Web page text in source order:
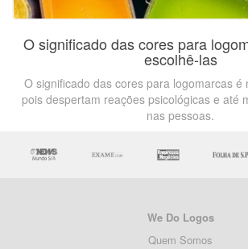
O significado das cores para
escolhê-las
O significado das cores para logomarcas é
pois despertam reações psicológicas e até
nas pessoas.
We Do Logos
Quem Somos